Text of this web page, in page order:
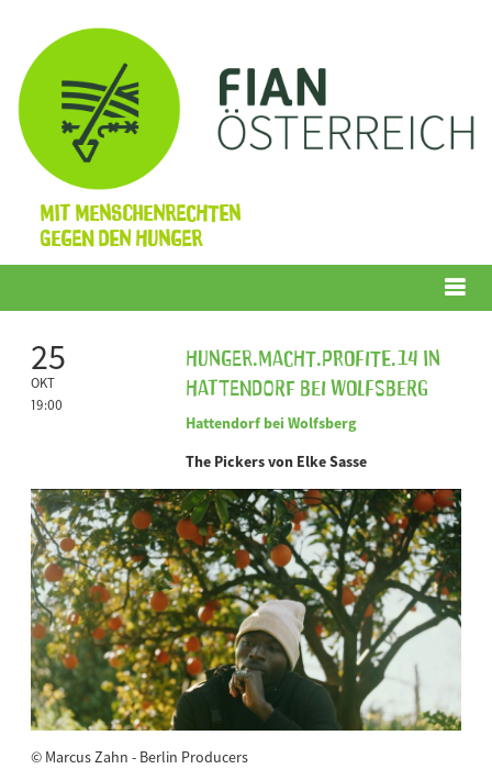
Mit Menschenrechten
gegen den Hunger
25
OKT
19:00
Hunger.Macht.Profite.14 in
Hattendorf bei Wolfsberg
Hattendorf bei Wolfsberg
The Pickers von Elke Sasse
© Marcus Zahn - Berlin Producers